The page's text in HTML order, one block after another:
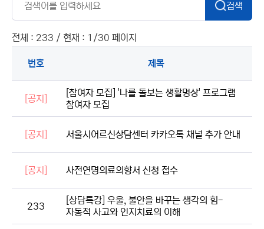
검색
전체 : 233 / 현재 : 1/30 페이지
번호 제목
[공지]
[참여자 모집] '나를 돌보는 생활명상' 프로그램
참여자 모집
[공지] 서울시어르신상담센터 카카오톡 채널 추가 안내
[공지] 사전연명의료의향서 신청 접수
233
[상담특강] 우울, 불안을 바꾸는 생각의 힘-
자동적 사고와 인지치료의 이해